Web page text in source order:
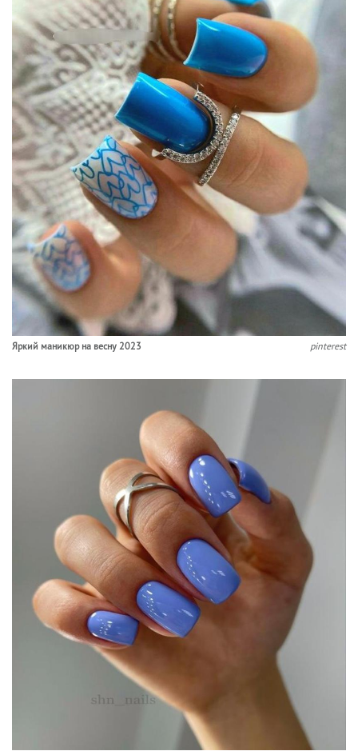
Яркий маникюр на весну 2023 pinterest